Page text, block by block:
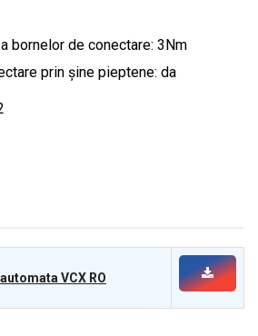
bornelor de conectare: 3Nm
prin șine pieptene: da
VCX RO